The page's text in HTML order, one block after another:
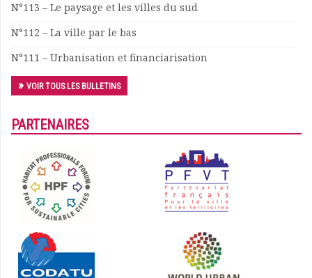
Documents
Les adhérents
Offres d’emploi
Forum
Actualités
N°113 – Le paysage et les villes du sud
N°112 – La ville par le bas
N°111 – Urbanisation et financiarisation
VOIR TOUS LES BULLETINS
PARTENAIRES